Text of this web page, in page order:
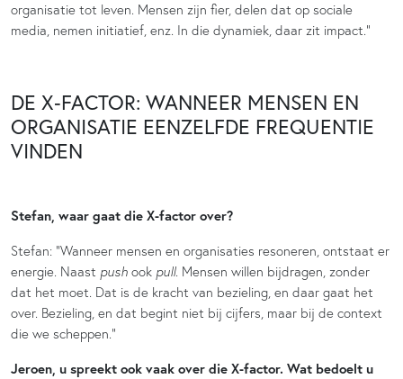
organisatie tot leven. Mensen zijn fier, delen dat op sociale
media, nemen initiatief, enz. In die dynamiek, daar zit impact.”
DE X‑FACTOR: WANNEER MENSEN EN
ORGANISATIE EENZELFDE FREQUENTIE
VINDEN
Stefan, waar gaat die X-factor over?
Stefan: “Wanneer mensen en organisaties resoneren, ontstaat er
energie. Naast push ook pull. Mensen willen bijdragen, zonder
dat het moet. Dat is de kracht van bezieling, en daar gaat het
over. Bezieling, en dat begint niet bij cijfers, maar bij de context
die we scheppen.”
Jeroen, u spreekt ook vaak over die X-factor. Wat bedoelt u